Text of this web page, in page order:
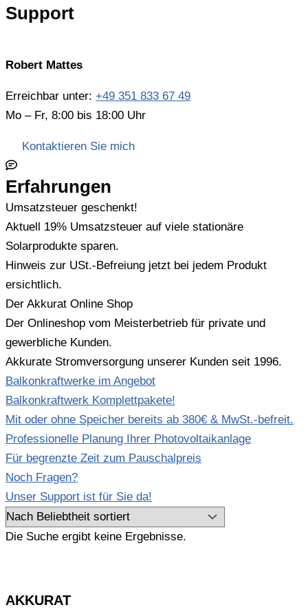
Support
Robert Mattes
Erreichbar unter: +49 351 833 67 49
Mo – Fr, 8:00 bis 18:00 Uhr
Kontaktieren Sie mich
Erfahrungen
Umsatzsteuer geschenkt!
Aktuell 19% Umsatzsteuer auf viele stationäre
Solarprodukte sparen.
Hinweis zur USt.-Befreiung jetzt bei jedem Produkt
ersichtlich.
Der Akkurat Online Shop
Der Onlineshop vom Meisterbetrieb für private und
gewerbliche Kunden.
Akkurate Stromversorgung unserer Kunden seit 1996.
Balkonkraftwerke im Angebot
Balkonkraftwerk Komplettpakete!
Mit oder ohne Speicher bereits ab 380€ & MwSt.-befreit.
Professionelle Planung Ihrer Photovoltaikanlage
Für begrenzte Zeit zum Pauschalpreis
Noch Fragen?
Unser Support ist für Sie da!
Die Suche ergibt keine Ergebnisse.
AKKURAT